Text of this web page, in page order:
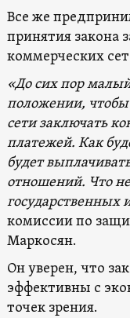
Все же
принятия закона
коммерческих
«До сих пор
положении, чтобы
сети заключать
платежей. Как
будет
отношений. Что
государственных
комиссии по
Маркосян.
Он уверен, что
эффективны с
точек зрения.